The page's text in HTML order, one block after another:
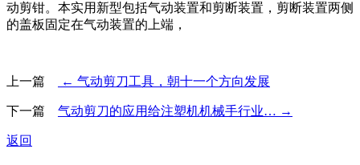
动剪钳。本实用新型包括气动装置和剪断装置，剪断装置两侧
的盖板固定在气动装置的上端，
上一篇 ← 气动剪刀工具，朝十一个方向发展
下一篇 气动剪刀的应用给注塑机机械手行业… →
返回